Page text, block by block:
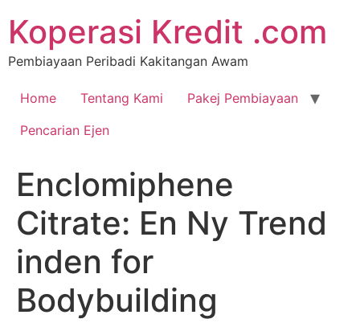
Koperasi Kredit .com
Pembiayaan Peribadi Kakitangan Awam
Home Tentang Kami
Pakej Pembiayaan
Pencarian Ejen
Enclomiphene
Citrate: En Ny Trend
inden for
Bodybuilding